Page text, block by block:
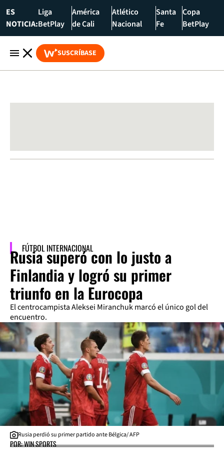
ES
NOTICIA:
Liga
BetPlay
América
de Cali
Atlético
Nacional
Santa
Fe
Copa
BetPlay
SUSCRÍBASE
FÚTBOL INTERNACIONAL
Rusia superó con lo justo a
Finlandia y logró su primer
triunfo en la Eurocopa
El centrocampista Aleksei Miranchuk marcó el único gol del
encuentro.
Rusia perdió su primer partido ante Bélgica/ AFP
POR: WIN SPORTS